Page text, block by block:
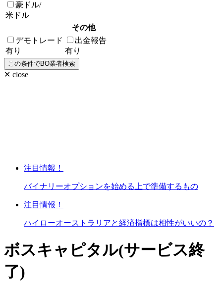
豪ドル/
米ドル
その他
デモトレード
有り
出金報告
有り
✕ close
注目情報！
バイナリーオプションを始める上で準備するもの
注目情報！
ハイローオーストラリアと経済指標は相性がいいの？
ボスキャピタル(サービス終
了)